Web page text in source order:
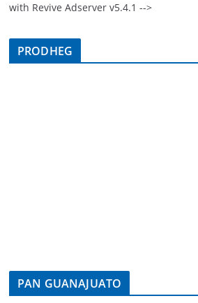
with Revive Adserver v5.4.1 -->
PRODHEG
PAN GUANAJUATO